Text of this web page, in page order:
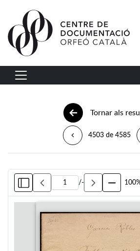
Vés al contingut
Navegació principal
Tornar als
4503 de 4585
/-